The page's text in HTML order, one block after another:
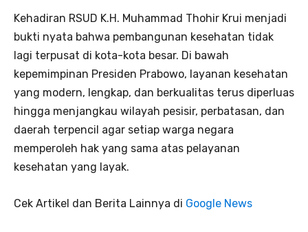
Kehadiran RSUD K.H. Muhammad Thohir Krui menjadi
bukti nyata bahwa pembangunan kesehatan tidak
lagi terpusat di kota-kota besar. Di bawah
kepemimpinan Presiden Prabowo, layanan kesehatan
yang modern, lengkap, dan berkualitas terus diperluas
hingga menjangkau wilayah pesisir, perbatasan, dan
daerah terpencil agar setiap warga negara
memperoleh hak yang sama atas pelayanan
kesehatan yang layak.
Cek Artikel dan Berita Lainnya di Google News